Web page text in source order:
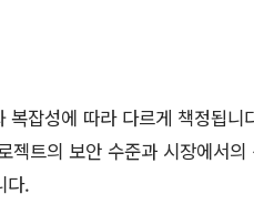
잡성에 따라 다르게 책정됩니
젝트의 보안 수준과 시장에서
다.